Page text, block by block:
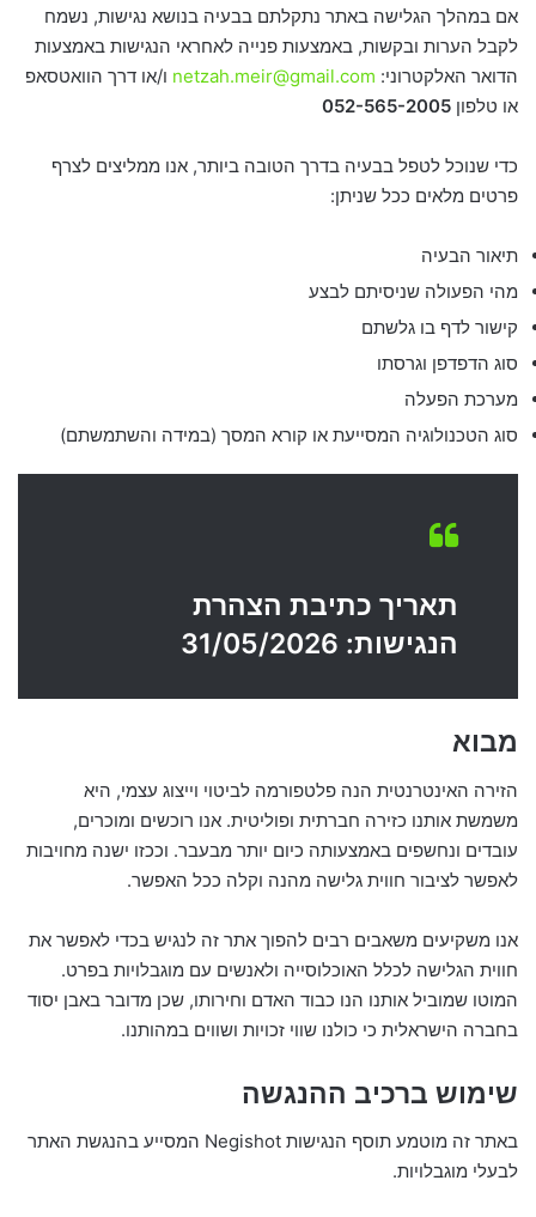
אם במהלך הגלישה באתר נתקלתם בבעיה בנושא נגישות, נשמח
לקבל הערות ובקשות, באמצעות פנייה לאחראי הנגישות באמצעות
הדואר האלקטרוני: netzah.meir@gmail.com ו/או דרך הוואטסאפ
או טלפון 052-565-2005
כדי שנוכל לטפל בבעיה בדרך הטובה ביותר, אנו ממליצים לצרף
פרטים מלאים ככל שניתן:
תיאור הבעיה
מהי הפעולה שניסיתם לבצע
קישור לדף בו גלשתם
סוג הדפדפן וגרסתו
מערכת הפעלה
סוג הטכנולוגיה המסייעת או קורא המסך (במידה והשתמשתם)
תאריך כתיבת הצהרת
הנגישות: 31/05/2026
מבוא
הזירה האינטרנטית הנה פלטפורמה לביטוי וייצוג עצמי, היא
משמשת אותנו כזירה חברתית ופוליטית. אנו רוכשים ומוכרים,
עובדים ונחשפים באמצעותה כיום יותר מבעבר. וככזו ישנה מחויבות
לאפשר לציבור חווית גלישה מהנה וקלה ככל האפשר.
אנו משקיעים משאבים רבים להפוך אתר זה לנגיש בכדי לאפשר את
חווית הגלישה לכלל האוכלוסייה ולאנשים עם מוגבלויות בפרט.
המוטו שמוביל אותנו הנו כבוד האדם וחירותו, שכן מדובר באבן יסוד
בחברה הישראלית כי כולנו שווי זכויות ושווים במהותנו.
שימוש ברכיב ההנגשה
באתר זה מוטמע תוסף הנגישות Negishot המסייע בהנגשת האתר
לבעלי מוגבלויות.